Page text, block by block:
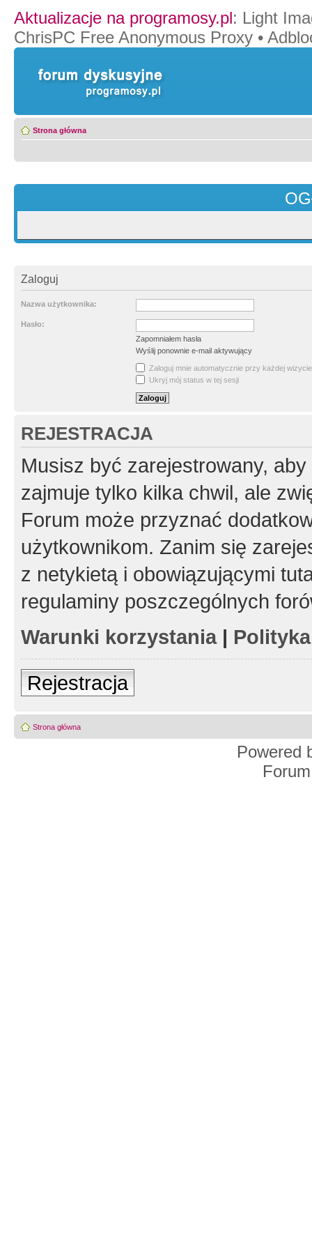
Aktualizacje na programosy.pl: Light
ChrisPC Free Anonymous Proxy •
Strona główna
Zaloguj
Nazwa użytkownika:
Hasło:
Zapomniałem hasła
Wyślij ponownie e-mail aktywujący
Zaloguj mnie automatycznie przy każdej wizycie
Ukryj mój status w tej sesji
REJESTRACJA
Musisz być zarejestrowany,
zajmuje tylko kilka chwil, ale
Forum może przyznać
użytkownikom. Zanim się
z netykietą i obowiązującymi
regulaminy poszczególnych
Warunki korzystania|
Rejestracja
Strona główna
Powered